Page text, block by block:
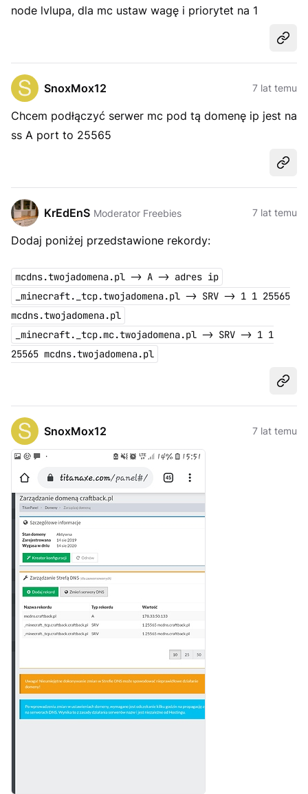
node lvlupa, dla mc ustaw wagę i priorytet na 1
SnoxMox12 7 lat temu
Chcem podłączyć serwer mc pod tą domenę ip jest na
ss A port to 25565
KrEdEnS Moderator Freebies 7 lat temu
Dodaj poniżej przedstawione rekordy:
mcdns.twojadomena.pl -> A -> adres ip
_minecraft._tcp.twojadomena.pl -> SRV -> 1 1 25565
mcdns.twojadomena.pl
_minecraft._tcp.mc.twojadomena.pl -> SRV -> 1 1
25565 mcdns.twojadomena.pl
SnoxMox12 7 lat temu